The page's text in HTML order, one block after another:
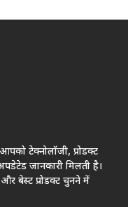
टेक्नोलॉजी, प्रोडक्ट
जानकारी मिलती है।
और बेस्ट प्रोडक्ट चुनने में